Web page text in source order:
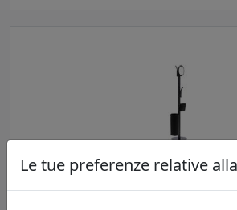
Le tue preferenze relative